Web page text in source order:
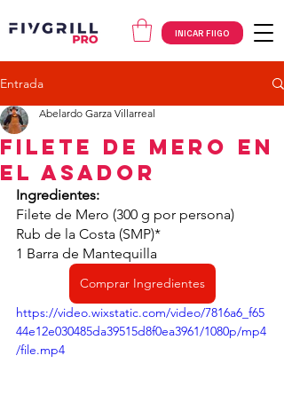
INICAR FIIGO
Entrada
Filete de Mero en
el Asador
Abelardo Garza Villarreal
Ingredientes:
Filete de Mero (300 g por persona)
Rub de la Costa (SMP)*
1 Barra de Mantequilla
Comprar Ingredientes
https://video.wixstatic.com/video/7816a6_f65
44e12e030485da39515d8f0ea3961/1080p/mp4
/file.mp4